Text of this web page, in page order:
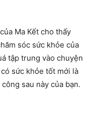
Ma Kết cho thấy
sóc sức khỏe của
tập trung vào chuyện
sức khỏe tốt mới là
sau này của bạn.